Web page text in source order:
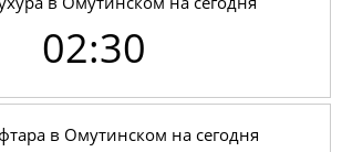
02:30
в Омутинском на сегодня